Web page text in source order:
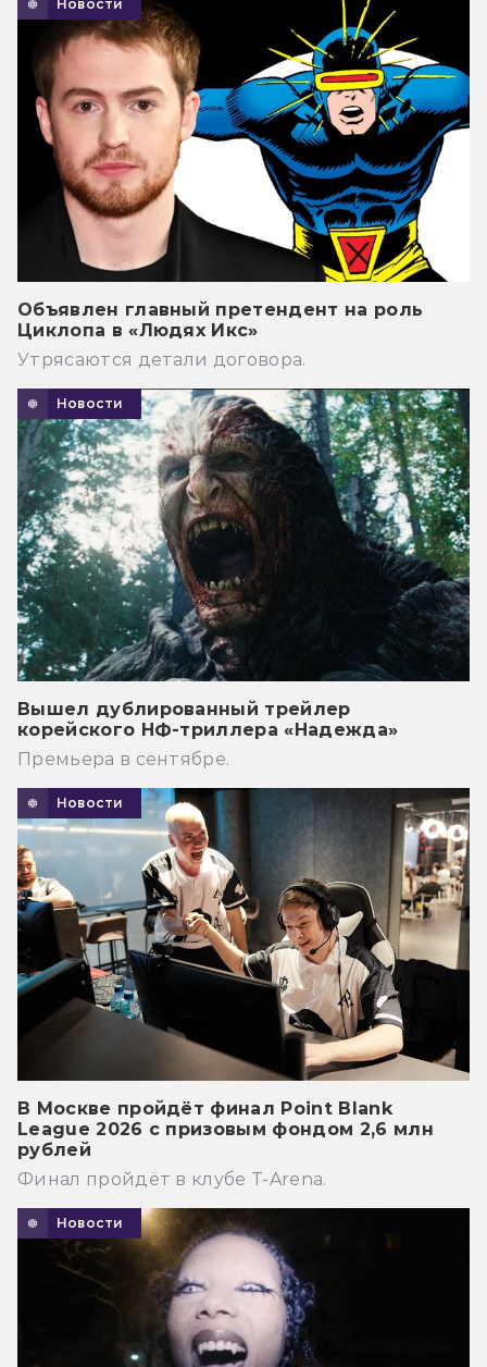
Новости
Объявлен главный претендент на роль
Циклопа в «Людях Икс»
Утрясаются детали договора.
Новости
Вышел дублированный трейлер
корейского НФ-триллера «Надежда»
Премьера в сентябре.
Новости
В Москве пройдёт финал Point Blank
League 2026 с призовым фондом 2,6 млн
рублей
Финал пройдёт в клубе T-Arena.
Новости